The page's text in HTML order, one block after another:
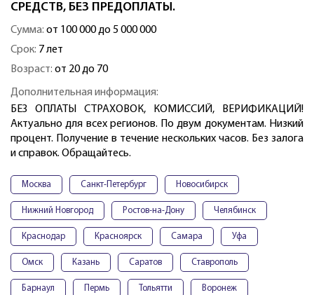
СРЕДСТВ, БЕЗ ПРЕДОПЛАТЫ.
Сумма: от 100 000 до 5 000 000
Срок: 7 лет
Возраст: от 20 до 70
Дополнительная информация:
БЕЗ ОПЛАТЫ СТРАХОВОК, КОМИССИЙ, ВЕРИФИКАЦИЙ!
Актуально для всех регионов. По двум документам. Низкий
процент. Получение в течение нескольких часов. Без залога
и справок. Обращайтесь.
Москва Санкт-Петербург Новосибирск
Нижний Новгород Ростов-на-Дону Челябинск
Краснодар Красноярск Самара Уфа
Омск Казань Саратов Ставрополь
Барнаул Пермь Тольятти Воронеж